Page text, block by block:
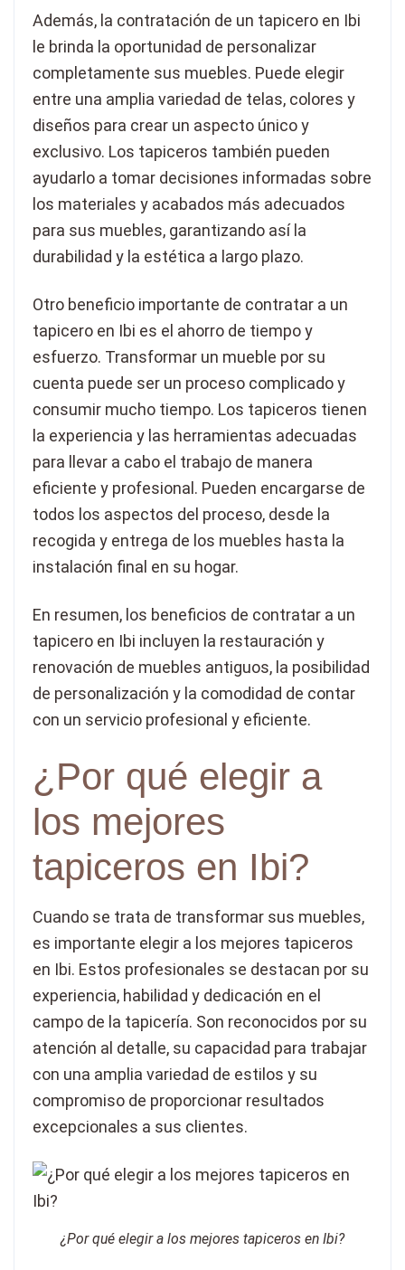
Además, la contratación de un tapicero en Ibi
le brinda la oportunidad de personalizar
completamente sus muebles. Puede elegir
entre una amplia variedad de telas, colores y
diseños para crear un aspecto único y
exclusivo. Los tapiceros también pueden
ayudarlo a tomar decisiones informadas sobre
los materiales y acabados más adecuados
para sus muebles, garantizando así la
durabilidad y la estética a largo plazo.
Otro beneficio importante de contratar a un
tapicero en Ibi es el ahorro de tiempo y
esfuerzo. Transformar un mueble por su
cuenta puede ser un proceso complicado y
consumir mucho tiempo. Los tapiceros tienen
la experiencia y las herramientas adecuadas
para llevar a cabo el trabajo de manera
eficiente y profesional. Pueden encargarse de
todos los aspectos del proceso, desde la
recogida y entrega de los muebles hasta la
instalación final en su hogar.
En resumen, los beneficios de contratar a un
tapicero en Ibi incluyen la restauración y
renovación de muebles antiguos, la posibilidad
de personalización y la comodidad de contar
con un servicio profesional y eficiente.
¿Por qué elegir a
los mejores
tapiceros en Ibi?
Cuando se trata de transformar sus muebles,
es importante elegir a los mejores tapiceros
en Ibi. Estos profesionales se destacan por su
experiencia, habilidad y dedicación en el
campo de la tapicería. Son reconocidos por su
atención al detalle, su capacidad para trabajar
con una amplia variedad de estilos y su
compromiso de proporcionar resultados
excepcionales a sus clientes.
¿Por qué elegir a los mejores tapiceros en Ibi?